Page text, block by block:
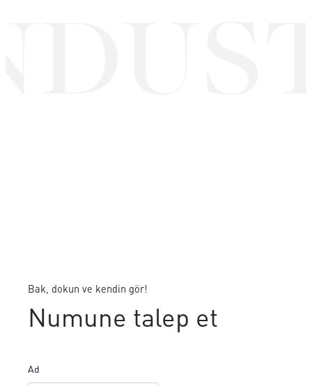
Bak, dokun ve kendin gör!
Numune talep et
Ad